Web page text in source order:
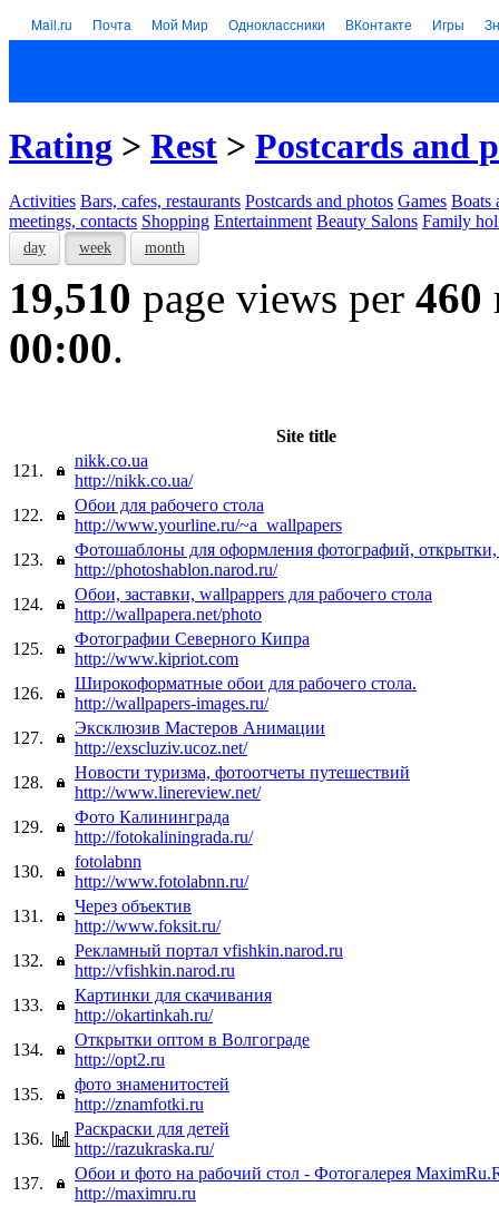
Mail.ru Почта Мой Мир Одноклассники ВКонтакте Игры
Rating > Rest > Postcards and
Activities Bars, cafes, restaurants Postcards and photos Games Boats
meetings, contacts Shopping Entertainment Beauty Salons Family
day week month
19,510 page views per 460
00:00.
Site title
121.
nikk.co.ua
http://nikk.co.ua/
122.
Обои для рабочего стола
http://www.yourline.ru/~a_wallpapers
123.
Фотошаблоны для оформления фотографий, открытки,
http://photoshablon.narod.ru/
124.
Обои, заставки, wallpappers для рабочего стола
http://wallpapera.net/photo
125.
Фотографии Северного Кипра
http://www.kipriot.com
126.
Широкоформатные обои для рабочего стола.
http://wallpapers-images.ru/
127.
Эксклюзив Мастеров Анимации
http://exscluziv.ucoz.net/
128.
Новости туризма, фотоотчеты путешествий
http://www.linereview.net/
129.
Фото Калининграда
http://fotokaliningrada.ru/
130.
fotolabnn
http://www.fotolabnn.ru/
131.
Через объектив
http://www.foksit.ru/
132.
Рекламный портал vfishkin.narod.ru
http://vfishkin.narod.ru
133.
Картинки для скачивания
http://okartinkah.ru/
134.
Открытки оптом в Волгограде
http://opt2.ru
135.
фото знаменитостей
http://znamfotki.ru
136.
Раскраски для детей
http://razukraska.ru/
137.
Обои и фото на рабочий стол - Фотогалерея
http://maximru.ru